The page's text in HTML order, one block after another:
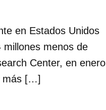
en Estados Unidos
menos de
Center, en enero
más […]